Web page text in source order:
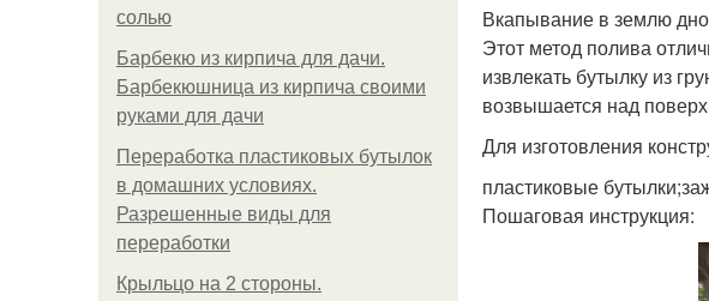
солью
Барбекю из кирпича для дачи.
Барбекюшница из кирпича своими
руками для дачи
Переработка пластиковых бутылок
в домашних условиях.
Разрешенные виды для
переработки
Крыльцо на 2 стороны.
Вкапывание в землю
Этот метод полива
извлекать бутылку из
возвышается над
Для изготовления
пластиковые
Пошаговая инструкция: